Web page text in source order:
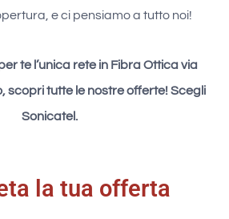
e ci pensiamo a tutto noi!
te l’unica rete in Fibra Ottica via
scopri tutte le nostre offerte! Scegli
Sonicatel.
la tua offerta